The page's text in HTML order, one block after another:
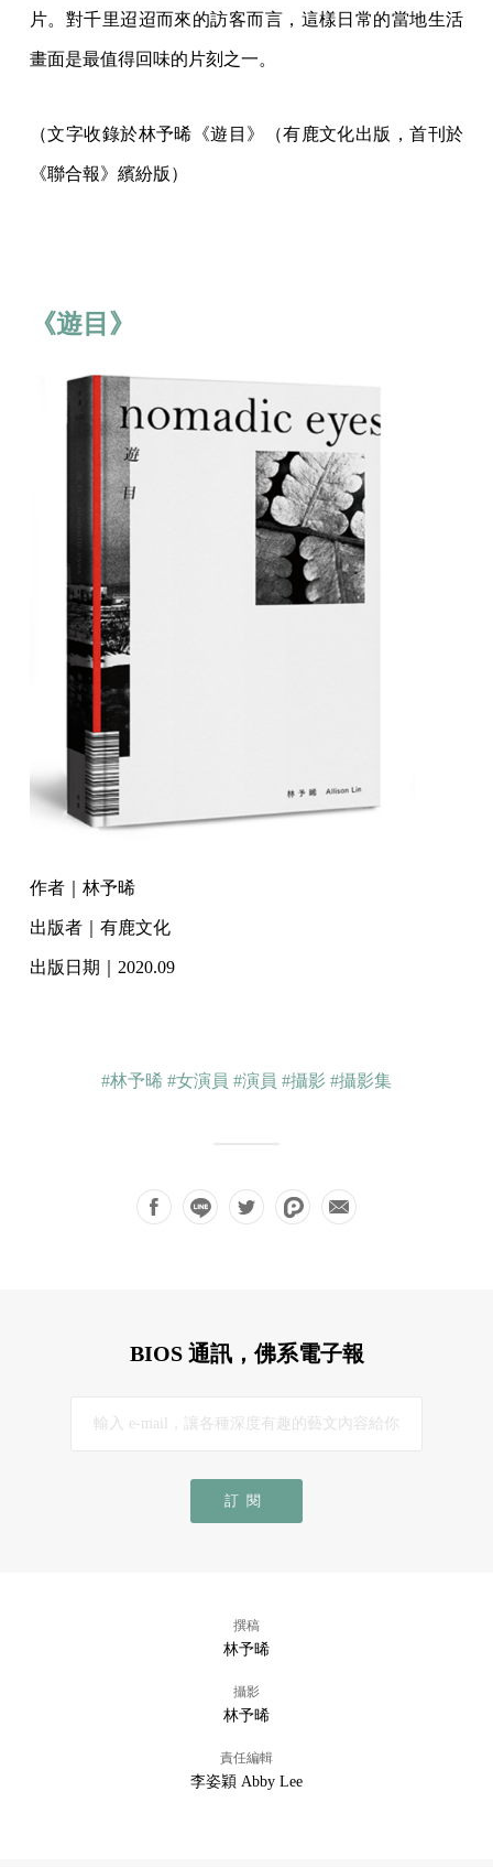
片。對千里迢迢而來的訪客而言，這樣日常的當地生活
畫面是最值得回味的片刻之一。
（文字收錄於林予晞《遊目》（有鹿文化出版，首刊於
《聯合報》繽紛版）
《遊目》
作者｜林予晞
出版者｜有鹿文化
出版日期｜2020.09
#林予晞 #女演員 #演員 #攝影 #攝影集
BIOS 通訊，佛系電子報
訂閱
撰稿
林予晞
攝影
林予晞
責任編輯
李姿穎 Abby Lee